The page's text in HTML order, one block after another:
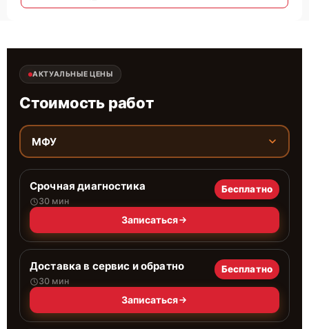
АКТУАЛЬНЫЕ ЦЕНЫ
Стоимость работ
МФУ
Срочная диагностика
30 мин
Бесплатно
Записаться
Доставка в сервис и обратно
30 мин
Бесплатно
Записаться